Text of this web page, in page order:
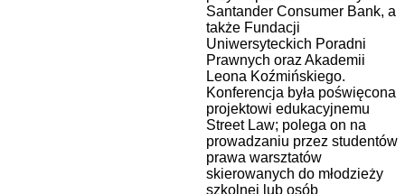
Santander Consumer Bank, a
także Fundacji
Uniwersyteckich Poradni
Prawnych oraz Akademii
Leona Koźmińskiego.
Konferencja była poświęcona
projektowi edukacyjnemu
Street Law; polega on na
prowadzaniu przez studentów
prawa warsztatów
skierowanych do młodzieży
szkolnej lub osób